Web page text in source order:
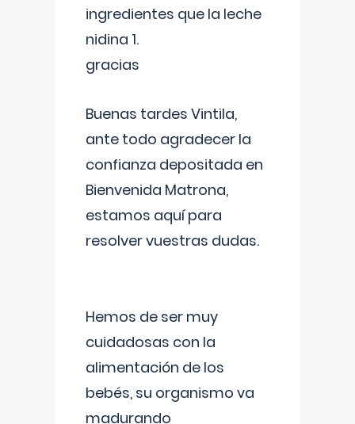
ingredientes que la leche
nidina 1.
gracias
Buenas tardes Vintila,
ante todo agradecer la
confianza depositada en
Bienvenida Matrona,
estamos aquí para
resolver vuestras dudas.
Hemos de ser muy
cuidadosas con la
alimentación de los
bebés, su organismo va
madurando